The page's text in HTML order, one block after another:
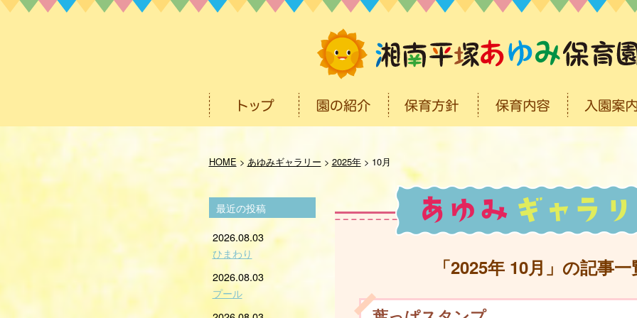
HOME > あゆみギャラリー > 2025年> 10月
「2025年 10月」の記事一
最近の投稿
2026.08.03
ひまわり
2026.08.03
プール